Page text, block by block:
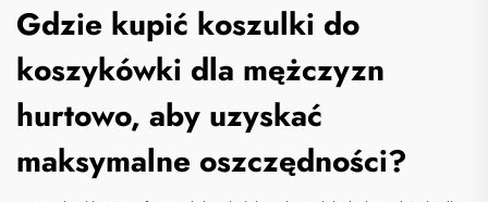
Gdzie kupić koszulki do
koszykówki dla mężczyzn
hurtowo, aby uzyskać
maksymalne oszczędności?